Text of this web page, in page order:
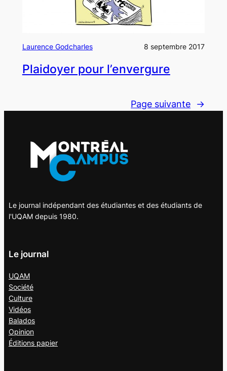
Laurence Godcharles 8 septembre 2017
Plaidoyer pour l’envergure
Page suivante →
Le journal indépendant des étudiantes et des étudiants de
l'UQAM depuis 1980.
Le journal
UQAM
Société
Culture
Vidéos
Balados
Opinion
Éditions papier